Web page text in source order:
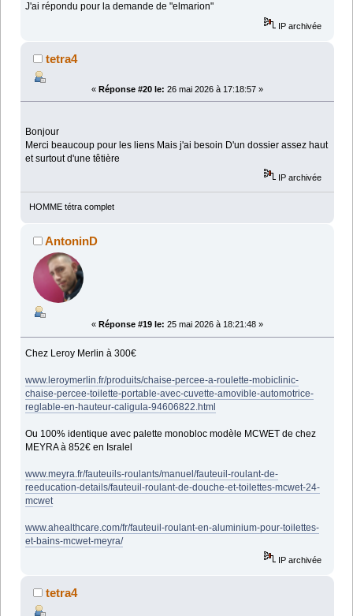
J'ai répondu pour la demande de "elmarion"
IP archivée
tetra4
« Réponse #20 le: 26 mai 2026 à 17:18:57 »
Bonjour
Merci beaucoup pour les liens Mais j'ai besoin D'un dossier assez haut
et surtout d'une têtière
IP archivée
HOMME tétra complet
AntoninD
« Réponse #19 le: 25 mai 2026 à 18:21:48 »
Chez Leroy Merlin à 300€
www.leroymerlin.fr/produits/chaise-percee-a-roulette-mobiclinic-
chaise-percee-toilette-portable-avec-cuvette-amovible-automotrice-
reglable-en-hauteur-caligula-94606822.html
Ou 100% identique avec palette monobloc modèle MCWET de chez
MEYRA à 852€ en Isralel
www.meyra.fr/fauteuils-roulants/manuel/fauteuil-roulant-de-
reeducation-details/fauteuil-roulant-de-douche-et-toilettes-mcwet-24-
mcwet
www.ahealthcare.com/fr/fauteuil-roulant-en-aluminium-pour-toilettes-
et-bains-mcwet-meyra/
IP archivée
tetra4